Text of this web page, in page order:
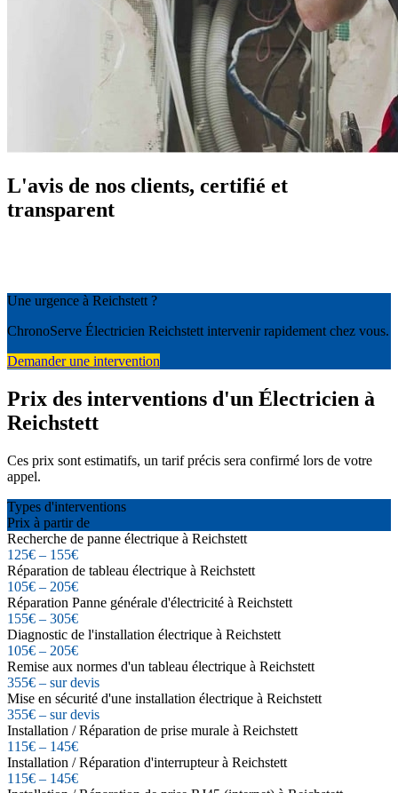
L'avis de nos clients, certifié et
transparent
Une urgence à Reichstett ?
ChronoServe Électricien Reichstett intervenir rapidement chez vous.
Demander une intervention
Prix des interventions d'un Électricien à
Reichstett
Ces prix sont estimatifs, un tarif précis sera confirmé lors de votre
appel.
Types d'interventions
Prix à partir de
Recherche de panne électrique à Reichstett
125€ – 155€
Réparation de tableau électrique à Reichstett
105€ – 205€
Réparation Panne générale d'électricité à Reichstett
155€ – 305€
Diagnostic de l'installation électrique à Reichstett
105€ – 205€
Remise aux normes d'un tableau électrique à Reichstett
355€ – sur devis
Mise en sécurité d'une installation électrique à Reichstett
355€ – sur devis
Installation / Réparation de prise murale à Reichstett
115€ – 145€
Installation / Réparation d'interrupteur à Reichstett
115€ – 145€